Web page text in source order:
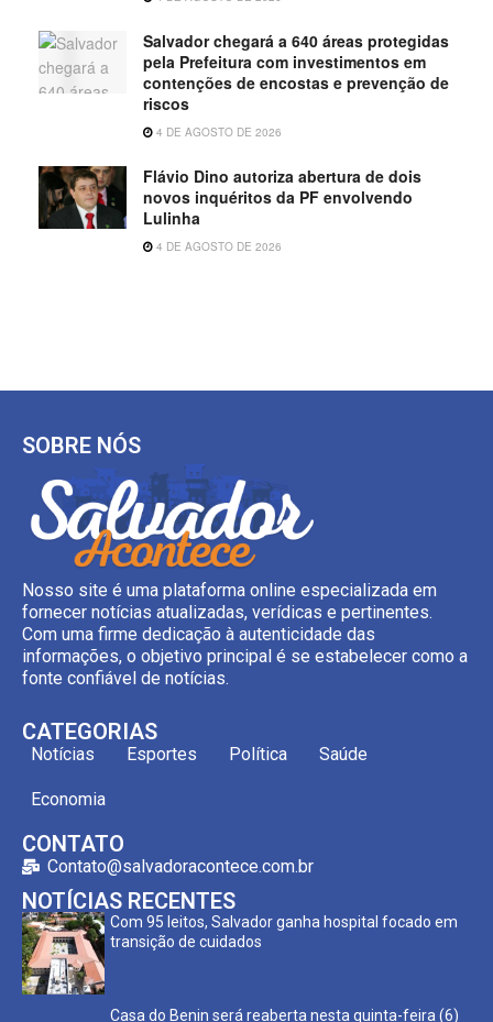
Salvador chegará a 640 áreas protegidas
pela Prefeitura com investimentos em
contenções de encostas e prevenção de
riscos
4 DE AGOSTO DE 2026
Flávio Dino autoriza abertura de dois
novos inquéritos da PF envolvendo
Lulinha
4 DE AGOSTO DE 2026
SOBRE NÓS
Nosso site é uma plataforma online especializada em
fornecer notícias atualizadas, verídicas e pertinentes.
Com uma firme dedicação à autenticidade das
informações, o objetivo principal é se estabelecer como a
fonte confiável de notícias.
CATEGORIAS
Notícias Esportes Política Saúde
Economia
CONTATO
Contato@salvadoracontece.com.br
NOTÍCIAS RECENTES
Com 95 leitos, Salvador ganha hospital focado em
transição de cuidados
Casa do Benin será reaberta nesta quinta-feira (6)